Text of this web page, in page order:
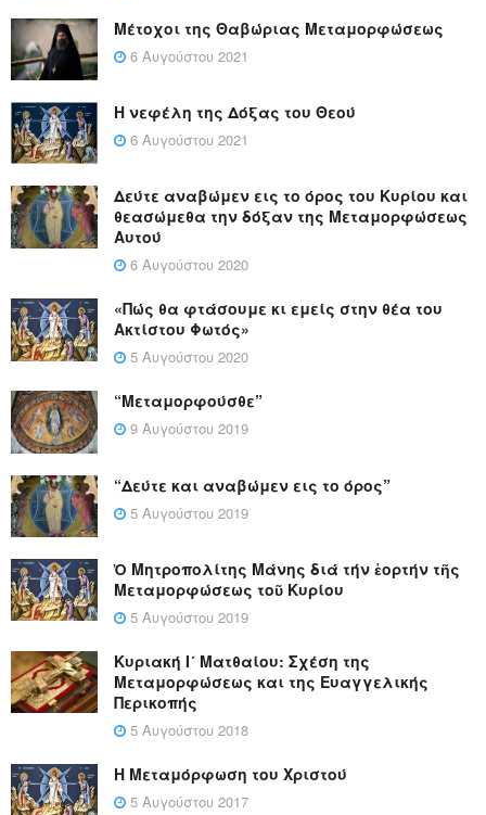
Μέτοχοι της Θαβώριας Μεταμορφώσεως
6 Αυγούστου 2021
Η νεφέλη της Δόξας του Θεού
6 Αυγούστου 2021
Δεύτε αναβώμεν εις το όρος του Κυρίου και
θεασώμεθα την δόξαν της Μεταμορφώσεως
Αυτού
6 Αυγούστου 2020
«Πώς θα φτάσουμε κι εμείς στην θέα του
Ακτίστου Φωτός»
5 Αυγούστου 2020
“Μεταμορφούσθε”
9 Αυγούστου 2019
“Δεύτε και αναβώμεν εις το όρος”
5 Αυγούστου 2019
Ὁ Μητροπολίτης Μάνης διά τήν ἑορτήν τῆς
Μεταμορφώσεως τοῦ Κυρίου
5 Αυγούστου 2019
Κυριακή Ι´ Ματθαίου: Σχέση της
Μεταμορφώσεως και της Ευαγγελικής
Περικοπής
5 Αυγούστου 2018
Η Μεταμόρφωση του Χριστού
5 Αυγούστου 2017